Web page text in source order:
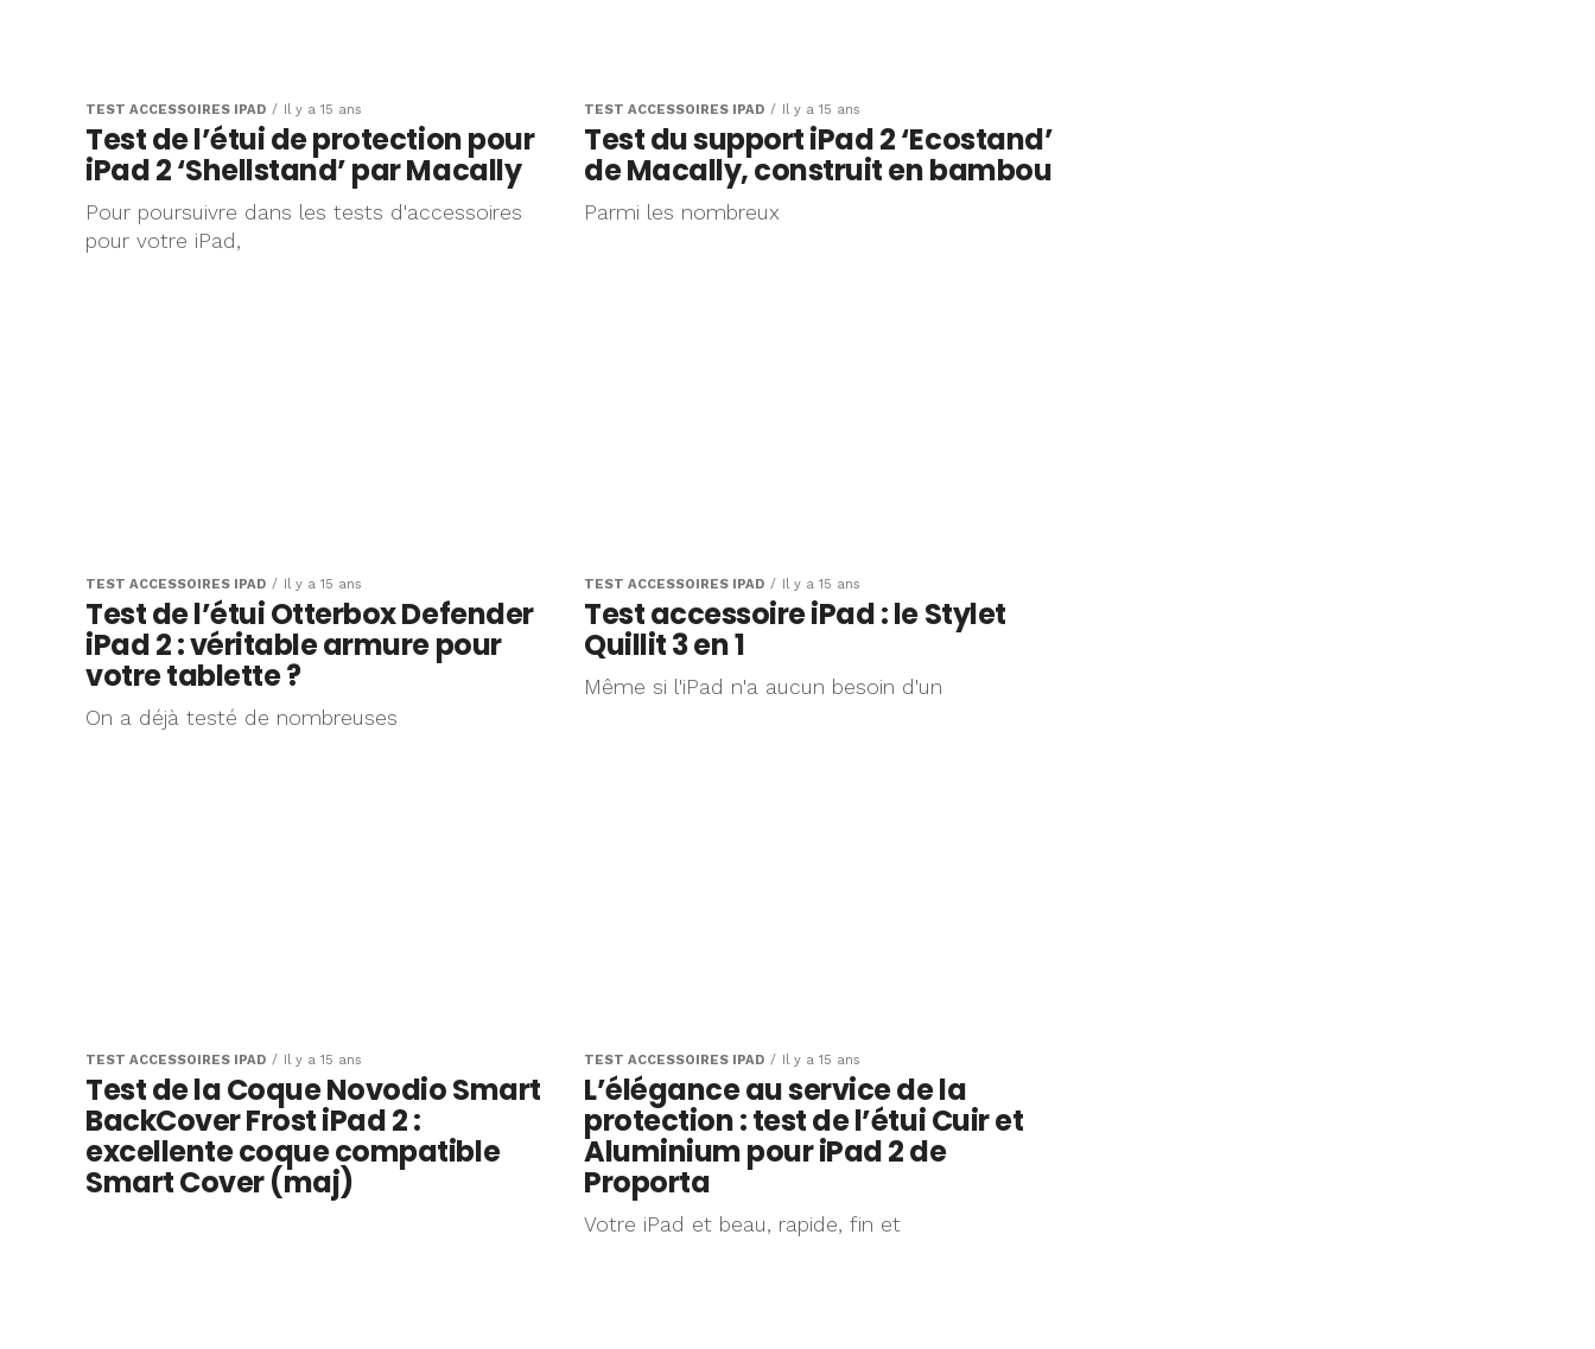
TEST ACCESSOIRES IPAD Il y a 15 ans
Test de l’étui de protection pour
iPad 2 ‘Shellstand’ par Macally
Pour poursuivre dans les tests d'accessoires
pour votre iPad,
TEST ACCESSOIRES IPAD Il y a 15 ans
Test du support iPad 2 ‘Ecostand’
de Macally, construit en bambou
Parmi les nombreux
TEST ACCESSOIRES IPAD Il y a 15 ans
Test de l’étui Otterbox Defender
iPad 2 : véritable armure pour
votre tablette ?
On a déjà testé de nombreuses
TEST ACCESSOIRES IPAD Il y a 15 ans
Test accessoire iPad : le Stylet
Quillit 3 en 1
Même si l'iPad n'a aucun besoin d'un
TEST ACCESSOIRES IPAD Il y a 15 ans
Test de la Coque Novodio Smart
BackCover Frost iPad 2 :
excellente coque compatible
Smart Cover (maj)
TEST ACCESSOIRES IPAD Il y a 15 ans
L’élégance au service de la
protection : test de l’étui Cuir et
Aluminium pour iPad 2 de
Proporta
Votre iPad et beau, rapide, fin et